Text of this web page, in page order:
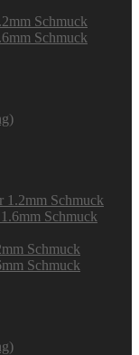
Schmuck
Schmuck
1.2mm Schmuck
Schmuck
Schmuck
Schmuck